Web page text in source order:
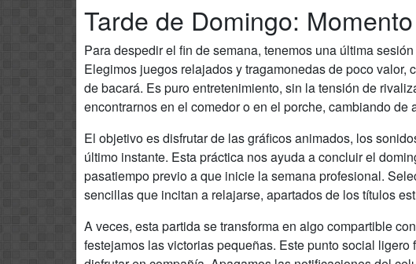
Tarde de Domingo:
Para despedir el fin de semana, tenemos una última
Elegimos juegos relajados y tragamonedas de poco
de bacará. Es puro entretenimiento, sin la tensión de
encontrarnos en el comedor o en el porche, cambiando de
El objetivo es disfrutar de las gráficos animados, los
último instante. Esta práctica nos ayuda a concluir el
pasatiempo previo a que inicie la semana profesional.
sencillas que incitan a relajarse, apartados de los títulos
A veces, esta partida se transforma en algo compartible
festejamos las victorias pequeñas. Este punto social